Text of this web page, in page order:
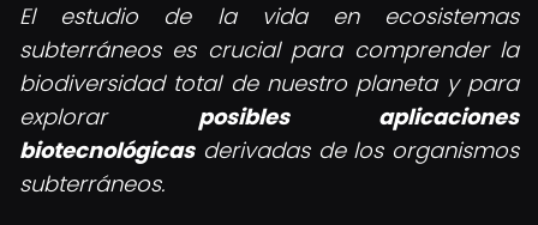
El estudio de la vida en ecosistemas
subterráneos es crucial para comprender la
biodiversidad total de nuestro planeta y para
explorar posibles aplicaciones
biotecnológicasderivadas de los organismos
subterráneos.